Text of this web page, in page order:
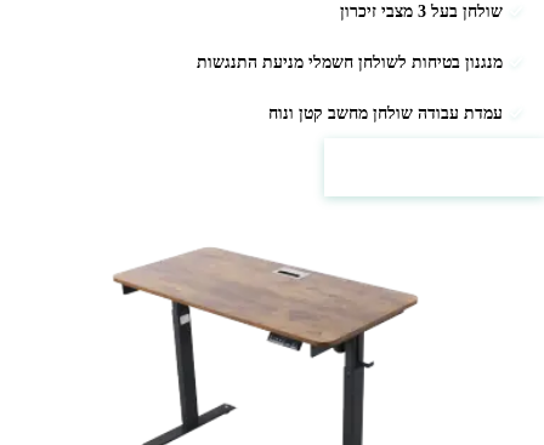
שולחן בעל 3 מצבי זיכרון
מנגנון בטיחות לשולחן חשמלי מניעת התנגשות
עמדת עבודה שולחן מחשב קטן ונוח